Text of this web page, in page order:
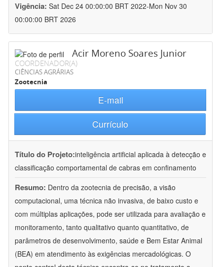
Vigência: Sat Dec 24 00:00:00 BRT 2022-Mon Nov 30
00:00:00 BRT 2026
Acir Moreno Soares Junior
COORDENADOR(A)
CIÊNCIAS AGRÁRIAS
Zootecnia
E-mail
Currículo
Título do Projeto:inteligência artificial aplicada à detecção e
classificação comportamental de cabras em confinamento
Resumo: Dentro da zootecnia de precisão, a visão
computacional, uma técnica não invasiva, de baixo custo e
com múltiplas aplicações, pode ser utilizada para avaliação e
monitoramento, tanto qualitativo quanto quantitativo, de
parâmetros de desenvolvimento, saúde e Bem Estar Animal
(BEA) em atendimento às exigências mercadológicas. O